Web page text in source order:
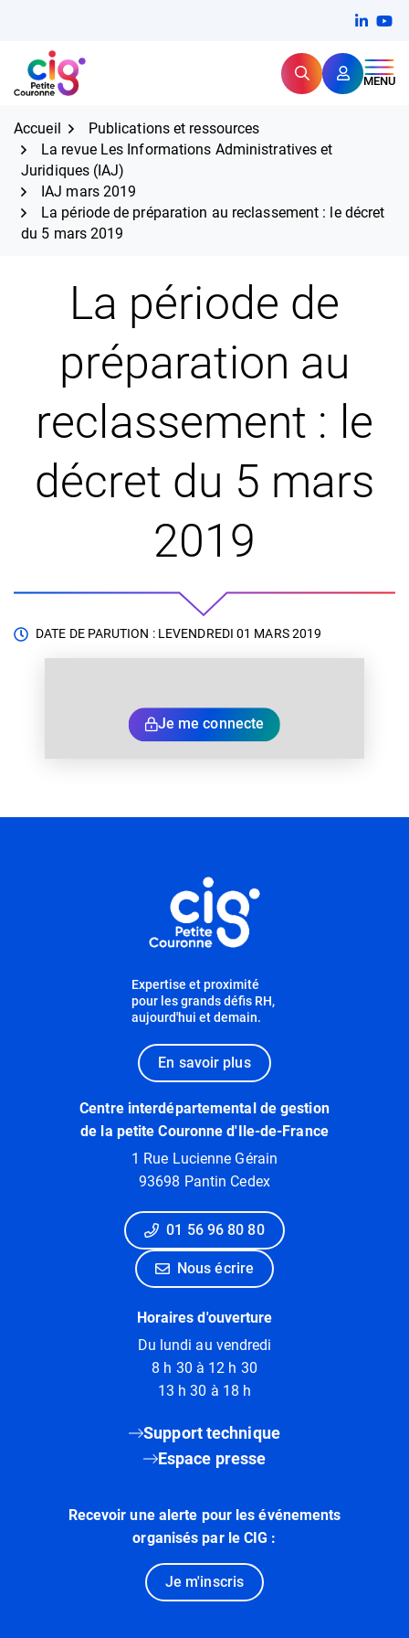
contenu
CIG Petite Couronne RechercherMENU
Expertise et proximité pour
Accueil
Publications et ressources
La revue Les Informations Administratives et
Juridiques (IAJ)
IAJ mars 2019
La période de préparation au reclassement : le décret
du 5 mars 2019
La période de
préparation au
reclassement : le
décret du 5 mars
2019
DATE DE PARUTION : LEVENDREDI 01 MARS 2019
Je me connecte
Expertise et proximité
pour les grands défis RH,
aujourd'hui et demain.
En savoir plus
Centre interdépartemental de gestion
de la petite Couronne d'Ile-de-France
1 Rue Lucienne Gérain
93698 Pantin Cedex
01 56 96 80 80
Nous écrire
Horaires d'ouverture
Du lundi au vendredi
8 h 30 à 12 h 30
13 h 30 à 18 h
Support technique
Espace presse
Recevoir une alerte pour les événements
organisés par le CIG :
Je m'inscris